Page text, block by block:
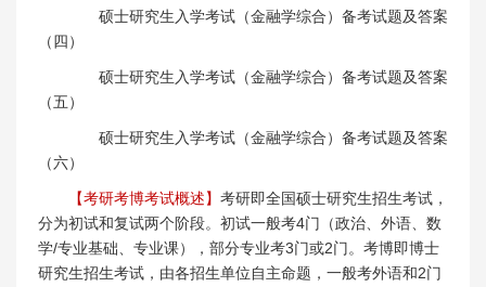
硕士研究生入学考试（金融学综合）备考试题及答案
（四）
硕士研究生入学考试（金融学综合）备考试题及答案
（五）
硕士研究生入学考试（金融学综合）备考试题及答案
（六）
【考研考博考试概述】 考研即全国硕士研究生招生考试，
分为初试和复试两个阶段。初试一般考4门（政治、外语、数
学/专业基础、专业课），部分专业考3门或2门。考博即博士
研究生招生考试，由各招生单位自主命题，一般考外语和2门